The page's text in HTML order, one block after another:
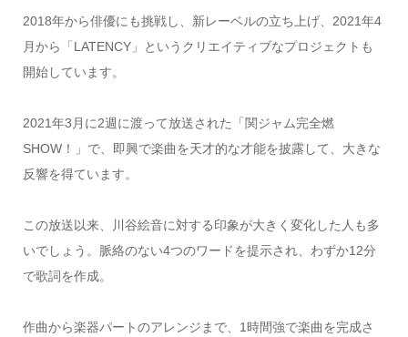
2018年から俳優にも挑戦し、新レーベルの立ち上げ、2021年4
月から「LATENCY」というクリエイティブなプロジェクトも
開始しています。
2021年3月に2週に渡って放送された「関ジャム完全燃
SHOW！」で、即興で楽曲を天才的な才能を披露して、大きな
反響を得ています。
この放送以来、川谷絵音に対する印象が大きく変化した人も多
いでしょう。脈絡のない4つのワードを提示され、わずか12分
で歌詞を作成。
作曲から楽器パートのアレンジまで、1時間強で楽曲を完成さ